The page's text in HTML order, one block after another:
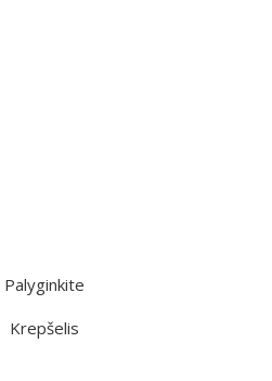
Palyginkite
Krepšelis